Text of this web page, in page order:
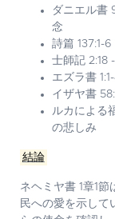
ダニエル書
念
詩篇 137:1-
士師記 2:18
エズラ書
イザヤ書
ルカによる
の悲しみ
結論
ネヘミヤ書 1章1
民への愛を示して